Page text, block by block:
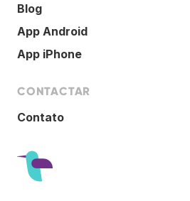
Blog
App Android
App iPhone
CONTACTAR
Contato